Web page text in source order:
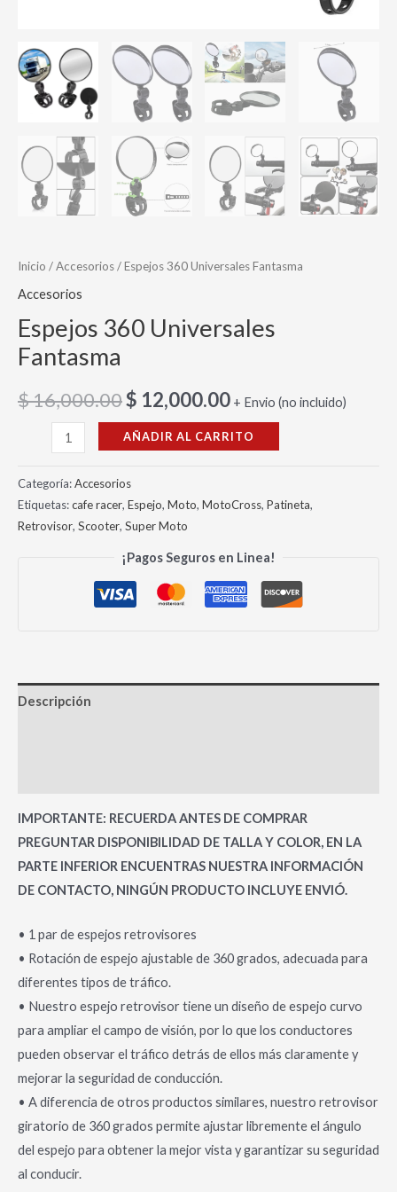
Inicio /Accesorios/ Espejos 360 Universales Fantasma
Accesorios
Espejos 360 Universales
Fantasma
$16,000.00$ 12,000.00 + Envio (no incluido)
AÑADIR AL CARRITO
Categoría:Accesorios
Etiquetas:cafe racer, Espejo, Moto, MotoCross, Patineta,
Retrovisor, Scooter, Super Moto
¡Pagos Seguros en Linea!
Descripción
IMPORTANTE: RECUERDA ANTES DE COMPRAR
PREGUNTAR DISPONIBILIDAD DE TALLA Y COLOR, EN LA
PARTE INFERIOR ENCUENTRAS NUESTRA INFORMACIÓN
DE CONTACTO, NINGÚN PRODUCTO INCLUYE ENVIÓ.
• 1 par de espejos retrovisores
• Rotación de espejo ajustable de 360 grados, adecuada para
diferentes tipos de tráfico.
• Nuestro espejo retrovisor tiene un diseño de espejo curvo
para ampliar el campo de visión, por lo que los conductores
pueden observar el tráfico detrás de ellos más claramente y
mejorar la seguridad de conducción.
• A diferencia de otros productos similares, nuestro retrovisor
giratorio de 360 grados permite ajustar libremente el ángulo
del espejo para obtener la mejor vista y garantizar su seguridad
al conducir.